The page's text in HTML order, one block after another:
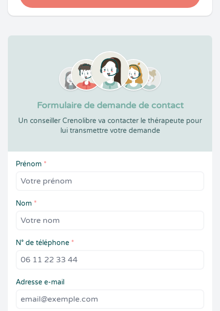
Formulaire de demande de contact
Un conseiller Crenolibre va contacter le thérapeute pour
lui transmettre votre demande
Prénom *
Nom *
N° de téléphone *
Adresse e-mail